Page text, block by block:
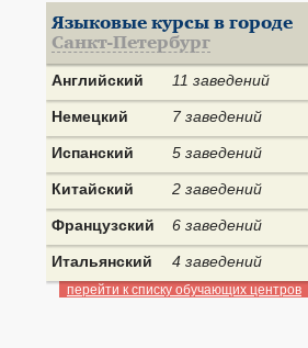
Языковые курсы в городе
Санкт-Петербург
Английский 11 заведений
Немецкий 7 заведений
Испанский 5 заведений
Китайский 2 заведений
Французский 6 заведений
Итальянский 4 заведений
перейти к списку обучающих центров